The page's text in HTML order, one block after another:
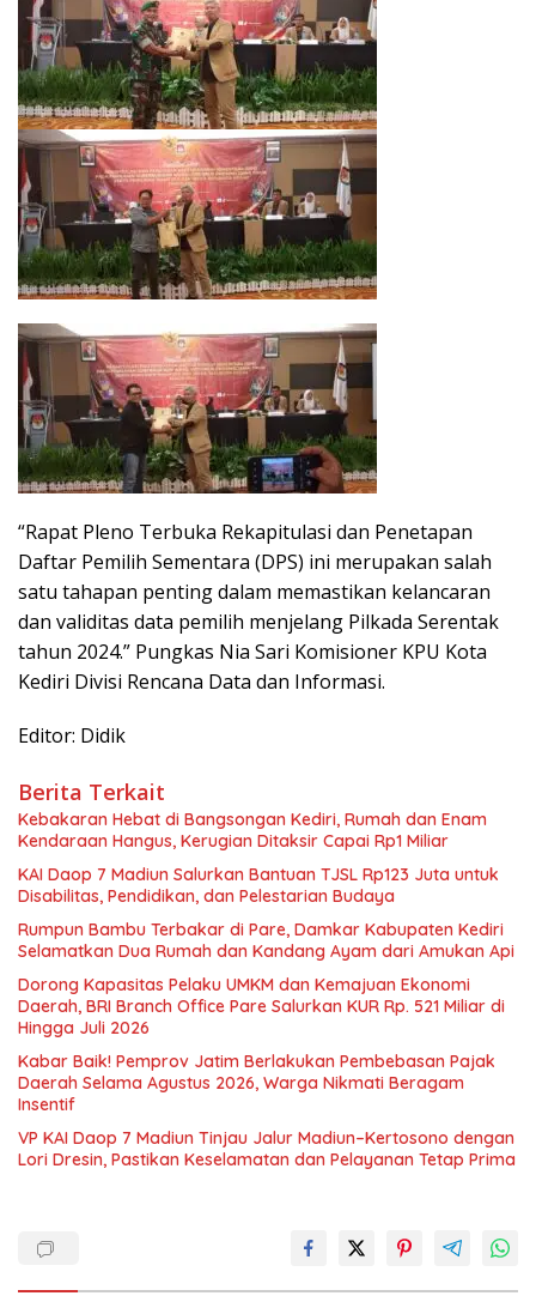
“Rapat Pleno Terbuka Rekapitulasi dan Penetapan
Daftar Pemilih Sementara (DPS) ini merupakan salah
satu tahapan penting dalam memastikan kelancaran
dan validitas data pemilih menjelang Pilkada Serentak
tahun 2024.” Pungkas Nia Sari Komisioner KPU Kota
Kediri Divisi Rencana Data dan Informasi.
Editor: Didik
Berita Terkait
Kebakaran Hebat di Bangsongan Kediri, Rumah dan Enam
Kendaraan Hangus, Kerugian Ditaksir Capai Rp1 Miliar
KAI Daop 7 Madiun Salurkan Bantuan TJSL Rp123 Juta untuk
Disabilitas, Pendidikan, dan Pelestarian Budaya
Rumpun Bambu Terbakar di Pare, Damkar Kabupaten Kediri
Selamatkan Dua Rumah dan Kandang Ayam dari Amukan Api
Dorong Kapasitas Pelaku UMKM dan Kemajuan Ekonomi
Daerah, BRI Branch Office Pare Salurkan KUR Rp. 521 Miliar di
Hingga Juli 2026
Kabar Baik! Pemprov Jatim Berlakukan Pembebasan Pajak
Daerah Selama Agustus 2026, Warga Nikmati Beragam
Insentif
VP KAI Daop 7 Madiun Tinjau Jalur Madiun–Kertosono dengan
Lori Dresin, Pastikan Keselamatan dan Pelayanan Tetap Prima